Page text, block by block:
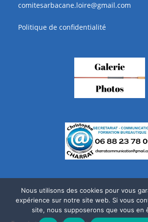
comitesarbacane.loire@gmail.com
Politique de confidentialité
Nous utilisons des cookies pour vous
expérience sur notre site web. Si vous
site, nous supposerons que vous en